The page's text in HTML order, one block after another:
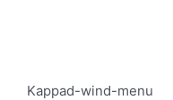
Kappad-wind-menu